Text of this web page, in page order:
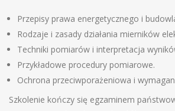
Przepisy prawa energetycznego i
Rodzaje i zasady działania mierników
Techniki pomiarów i interpretacja
Przykładowe procedury pomiarowe.
Ochrona przeciwporażeniowa i
Szkolenie kończy się egzaminem